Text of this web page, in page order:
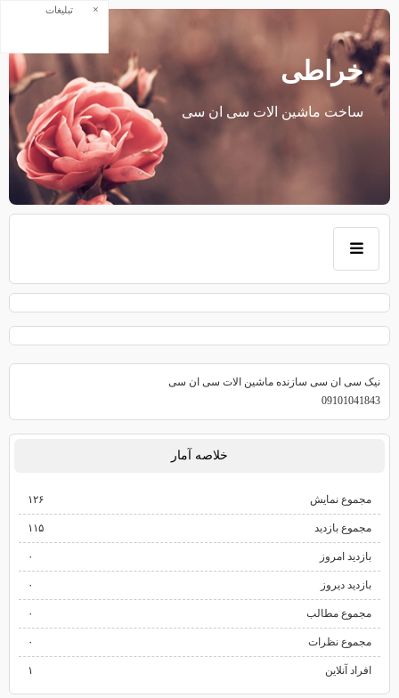
خراطی
ساخت ماشین الات سی ان سی
نیک سی ان سی سازنده ماشین الات سی ان سی
09101041843
خلاصه آمار
مجموع نمایش‌ ۱۲۶
مجموع بازدید ۱۱۵
بازدید امروز ۰
بازدید دیروز ۰
مجموع مطالب ۰
مجموع نظرات ۰
افراد آنلاین ۱
تبلیغات ×